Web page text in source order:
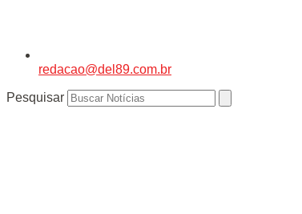
redacao@del89.com.br
Pesquisar